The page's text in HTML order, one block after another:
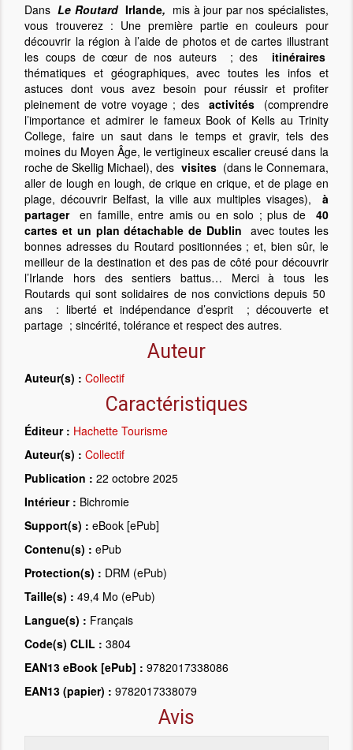
DansLe Routard Irlande, mis à jour par nos spécialistes,
vous trouverez : Une première partie en couleurs pour
découvrir la région à l’aide de photos et de cartes illustrant
les coups de cœur de nos auteurs ; des itinéraires
thématiques et géographiques, avec toutes les infos et
astuces dont vous avez besoin pour réussir et profiter
pleinement de votre voyage ; desactivités (comprendre
l’importance et admirer le fameux Book of Kells au Trinity
College, faire un saut dans le temps et gravir, tels des
moines du Moyen Âge, le vertigineux escalier creusé dans la
roche de Skellig Michael), des visites(dans le Connemara,
aller de lough en lough, de crique en crique, et de plage en
plage, découvrir Belfast, la ville aux multiples visages), à
partageren famille, entre amis ou en solo ; plus de 40
cartes et un plan détachable de Dublinavec toutes les
bonnes adresses du Routard positionnées ; et, bien sûr, le
meilleur de la destination et des pas de côté pour découvrir
l’Irlande hors des sentiers battus… Merci à tous les
Routards qui sont solidaires de nos convictions depuis 50
ans : liberté et indépendance d’esprit ; découverte et
partage ; sincérité, tolérance et respect des autres.
Auteur
Auteur(s) : Collectif
Caractéristiques
Éditeur : Hachette Tourisme
Auteur(s) : Collectif
Publication : 22 octobre 2025
Intérieur : Bichromie
Support(s) : eBook [ePub]
Contenu(s) : ePub
Protection(s) : DRM (ePub)
Taille(s) : 49,4 Mo (ePub)
Langue(s) : Français
Code(s) CLIL : 3804
EAN13 eBook [ePub] : 9782017338086
EAN13 (papier) : 9782017338079
Avis